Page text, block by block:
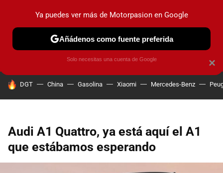
PRUEBAS COCHES ELÉCTRICOS OBSERVATORIO
HOY SE HABLA DE
DGT China Gasolina Xiaomi Mercedes-Benz
Audi A1 Quattro, ya está aquí el A1
que estábamos esperando
×
Ya puedes ver más de Motorpasion en Google
Añádenos como fuente preferida
Solo necesitas una cuenta de Google